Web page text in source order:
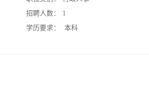
招聘人数：
1
学历要求：
本科